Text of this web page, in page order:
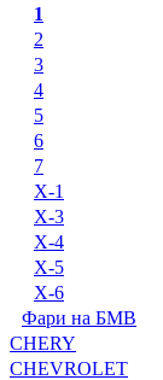
1
2
3
4
5
6
7
X-1
X-3
X-4
X-5
X-6
Фари на БМВ
CHERY
CHEVROLET